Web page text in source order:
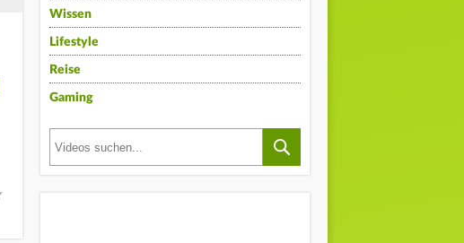
Wissen
Lifestyle
Reise
Gaming